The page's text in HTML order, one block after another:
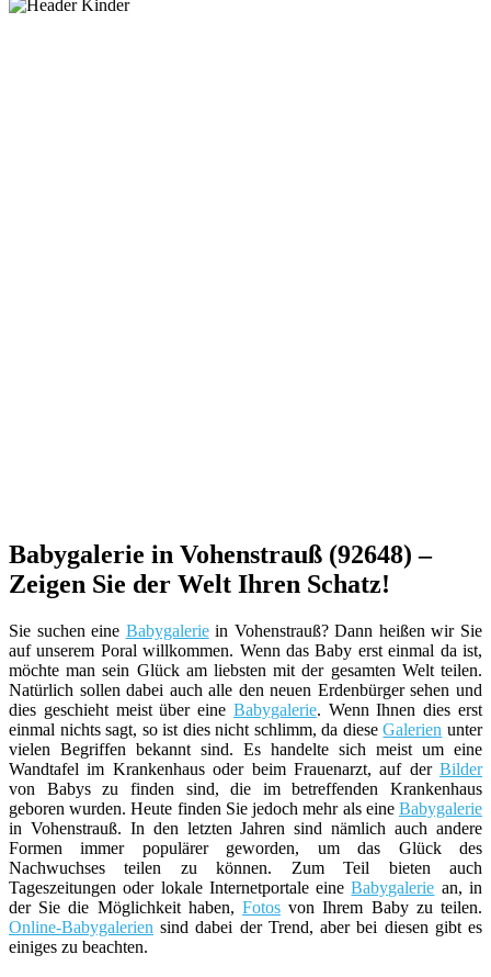
Babygalerie in Vohenstrauß (92648) –
Zeigen Sie der Welt Ihren Schatz!
Sie suchen eine Babygaleriein Vohenstrauß? Dann heißen wir Sie
auf unserem Poral willkommen. Wenn das Baby erst einmal da ist,
möchte man sein Glück am liebsten mit der gesamten Welt teilen.
Natürlich sollen dabei auch alle den neuen Erdenbürger sehen und
dies geschieht meist über eine Babygalerie. Wenn Ihnen dies erst
einmal nichts sagt, so ist dies nicht schlimm, da dieseGalerien unter
vielen Begriffen bekannt sind. Es handelte sich meist um eine
Wandtafel im Krankenhaus oder beim Frauenarzt, auf der Bilder
von Babys zu finden sind, die im betreffenden Krankenhaus
geboren wurden. Heute finden Sie jedoch mehr als eine Babygalerie
in Vohenstrauß. In den letzten Jahren sind nämlich auch andere
Formen immer populärer geworden, um das Glück des
Nachwuchses teilen zu können. Zum Teil bieten auch
Tageszeitungen oder lokale Internetportale eineBabygalerie an, in
der Sie die Möglichkeit haben, Fotos von Ihrem Baby zu teilen.
Online-Babygalerien sind dabei der Trend, aber bei diesen gibt es
einiges zu beachten.